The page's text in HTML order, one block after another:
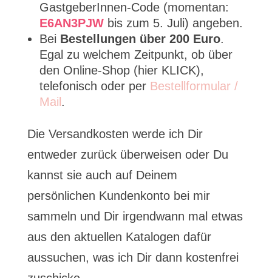
GastgeberInnen-Code (momentan:
E6AN3PJWbis zum 5. Juli) angeben.
Bei Bestellungen über 200 Euro.
Egal zu welchem Zeitpunkt, ob über
den Online-Shop (hier KLICK),
telefonisch oder per Bestellformular /
Mail .
Die Versandkosten werde ich Dir
entweder zurück überweisen oder Du
kannst sie auch auf Deinem
persönlichen Kundenkonto bei mir
sammeln und Dir irgendwann mal etwas
aus den aktuellen Katalogen dafür
aussuchen, was ich Dir dann kostenfrei